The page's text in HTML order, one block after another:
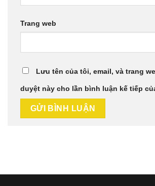
Trang web
Lưu tên của tôi, email, và trang
duyệt này cho lần bình luận kế tiếp